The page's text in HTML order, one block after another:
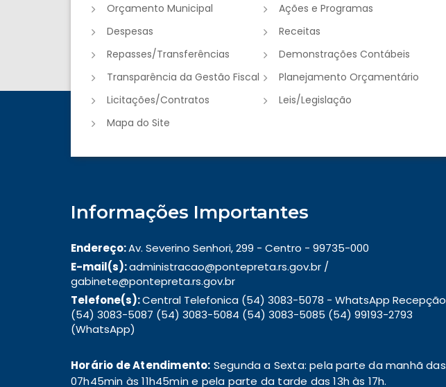
Orçamento Municipal
Ações e Programas
Despesas
Receitas
Repasses/Transferências
Demonstrações Contábeis
Transparência da Gestão Fiscal
Planejamento Orçamentário
Licitações/Contratos
Leis/Legislação
Mapa do Site
Informações Importantes
Endereço:Av. Severino Senhori, 299 - Centro - 99735-000
E-mail(s):administracao@pontepreta.rs.gov.br /
gabinete@pontepreta.rs.gov.br
Telefone(s):Central Telefonica (54) 3083-5078 - WhatsApp Recepção
(54) 3083-5087 (54) 3083-5084 (54) 3083-5085 (54) 99193-2793
(WhatsApp)
Horário de Atendimento: Segunda a Sexta: pela parte da manhã das
07h45min às 11h45min e pela parte da tarde das 13h às 17h.